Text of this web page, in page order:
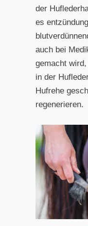
der
es
auch bei
gemacht
in der
Hufrehe
regenerieren.